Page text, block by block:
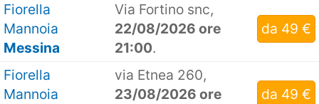
Fiorella
Mannoia
Messina
Via Fortino snc,
22/08/2026 ore
21:00.
da 49 €
Fiorella
Mannoia
via Etnea 260,
23/08/2026 ore
da 49 €